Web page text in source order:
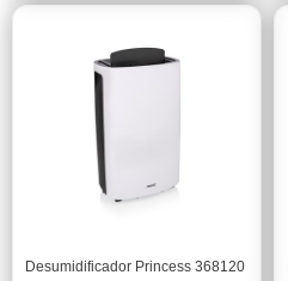
Desumidificador Princess 368120